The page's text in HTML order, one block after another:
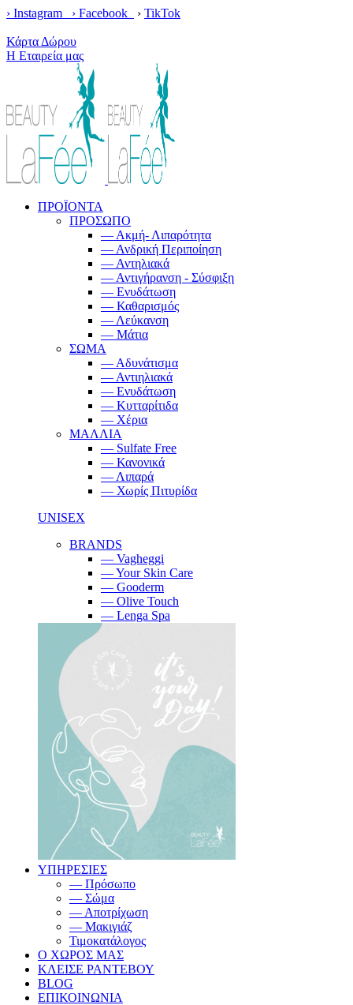
› Instagram › Facebook › TikTok
Κάρτα Δώρου
Η Εταιρεία μας
ΠΡΟΪΟΝΤΑ
ΠΡΟΣΩΠΟ
— Ακμή- Λιπαρότητα
— Ανδρική Περιποίηση
— Αντηλιακά
— Αντιγήρανση - Σύσφιξη
— Ενυδάτωση
— Καθαρισμός
— Λεύκανση
— Μάτια
ΣΩΜΑ
— Αδυνάτισμα
— Αντιηλιακά
— Ενυδάτωση
— Κυτταρίτιδα
— Χέρια
ΜΑΛΛΙΑ
— Sulfate Free
— Κανονικά
— Λιπαρά
— Χωρίς Πιτυρίδα
UNISEX
BRANDS
— Vagheggi
— Your Skin Care
— Gooderm
— Olive Touch
— Lenga Spa
ΥΠΗΡΕΣΙΕΣ
— Πρόσωπο
— Σώμα
— Αποτρίχωση
— Μακιγιάζ
Τιμοκατάλογος
Ο ΧΩΡΟΣ ΜΑΣ
ΚΛΕΙΣΕ ΡΑΝΤΕΒΟΥ
BLOG
ΕΠΙΚΟΙΝΩΝΙΑ